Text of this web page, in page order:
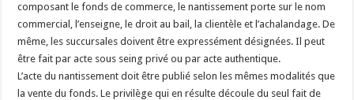
composant le fonds de commerce, le nantissement porte sur le nom
commercial, l’enseigne, le droit au bail, la clientèle et l’achalandage. De
même, les succursales doivent être expressément désignées. Il peut
être fait par acte sous seing privé ou par acte authentique.
L’acte du nantissement doit être publié selon les mêmes modalités que
la vente du fonds. Le privilège qui en résulte découle du seul fait de